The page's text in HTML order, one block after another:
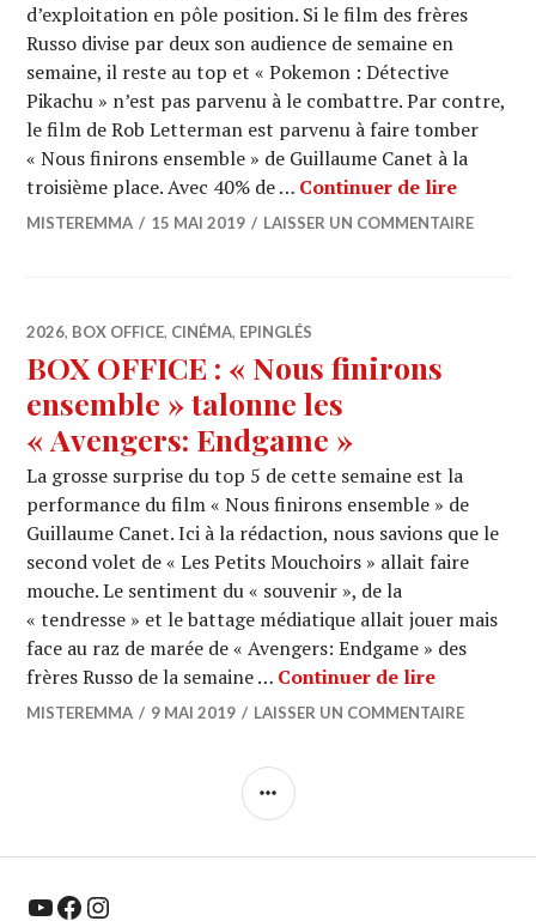
d’exploitation en pôle position. Si le film des frères
Russo divise par deux son audience de semaine en
semaine, il reste au top et « Pokemon : Détective
Pikachu » n’est pas parvenu à le combattre. Par contre,
le film de Rob Letterman est parvenu à faire tomber
« Nous finirons ensemble » de Guillaume Canet à la
troisième place. Avec 40% de … Continuer de lireBOX
MISTEREMMA 15 MAI 2019 LAISSER UN COMMENTAIRE
2026, BOX OFFICE, CINÉMA, EPINGLÉS
BOX OFFICE : « Nous finirons
ensemble » talonne les
« Avengers: Endgame »
La grosse surprise du top 5 de cette semaine est la
performance du film « Nous finirons ensemble » de
Guillaume Canet. Ici à la rédaction, nous savions que le
second volet de « Les Petits Mouchoirs » allait faire
mouche. Le sentiment du « souvenir », de la
« tendresse » et le battage médiatique allait jouer mais
face au raz de marée de « Avengers: Endgame » des
frères Russo de la semaine … Continuer de lireBOX
MISTEREMMA 9 MAI 2019 LAISSER UN COMMENTAIRE
COLONNE
YouTube Facebook Instagram